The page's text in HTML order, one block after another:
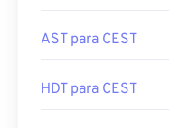
AST para CEST
HDT para CEST